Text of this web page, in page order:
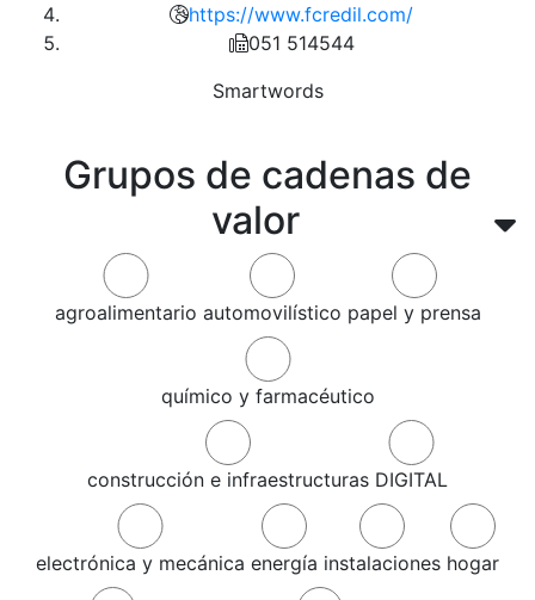
Grupos de cadenas de
valor
agroalimentario automovilístico papel y prensa
químico y farmacéutico
construcción e infraestructuras DIGITAL
electrónica y mecánica energía instalaciones hogar
https://www.fcredil.com/
051 514544
Smartwords